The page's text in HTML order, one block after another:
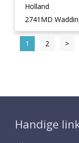
Holland
2741MD
1 2 >
Handige